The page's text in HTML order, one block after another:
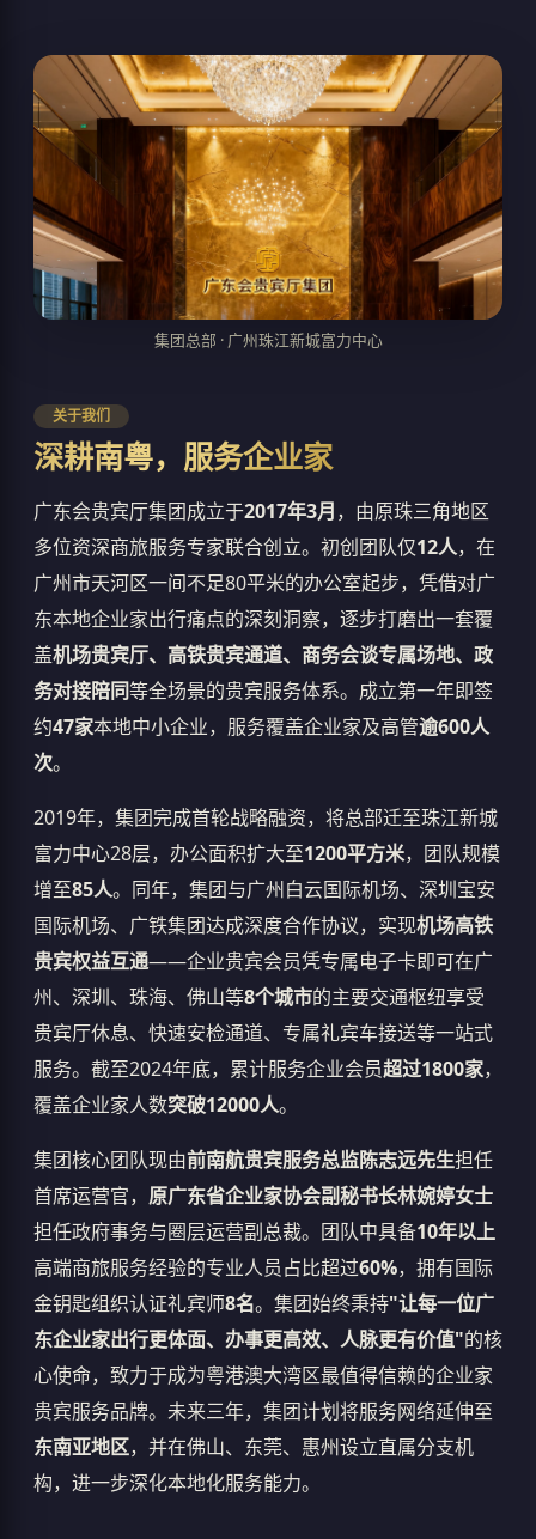
集团总部 · 广州珠江新城富力中心
关于我们
深耕南粤，服务企业家
广东会贵宾厅集团成立于2017年3月，由原珠三角地区
多位资深商旅服务专家联合创立。初创团队仅12人，在
广州市天河区一间不足80平米的办公室起步，凭借对广
东本地企业家出行痛点的深刻洞察，逐步打磨出一套覆
盖机场贵宾厅、高铁贵宾通道、商务会谈专属场地、政
务对接陪同等全场景的贵宾服务体系。成立第一年即签
约47家本地中小企业，服务覆盖企业家及高管逾600人
次。
2019年，集团完成首轮战略融资，将总部迁至珠江新城
富力中心28层，办公面积扩大至1200平方米，团队规模
增至85人。同年，集团与广州白云国际机场、深圳宝安
国际机场、广铁集团达成深度合作协议，实现机场高铁
贵宾权益互通——企业贵宾会员凭专属电子卡即可在广
州、深圳、珠海、佛山等8个城市的主要交通枢纽享受
贵宾厅休息、快速安检通道、专属礼宾车接送等一站式
服务。截至2024年底，累计服务企业会员超过1800家，
覆盖企业家人数突破12000人。
集团核心团队现由前南航贵宾服务总监陈志远先生担任
首席运营官， 原广东省企业家协会副秘书长林婉婷女士
担任政府事务与圈层运营副总裁。团队中具备10年以上
高端商旅服务经验的专业人员占比超过60%，拥有国际
金钥匙组织认证礼宾师8名。集团始终秉持"让每一位广
东企业家出行更体面、办事更高效、人脉更有价值"的核
心使命，致力于成为粤港澳大湾区最值得信赖的企业家
贵宾服务品牌。未来三年，集团计划将服务网络延伸至
东南亚地区，并在佛山、东莞、惠州设立直属分支机
构，进一步深化本地化服务能力。